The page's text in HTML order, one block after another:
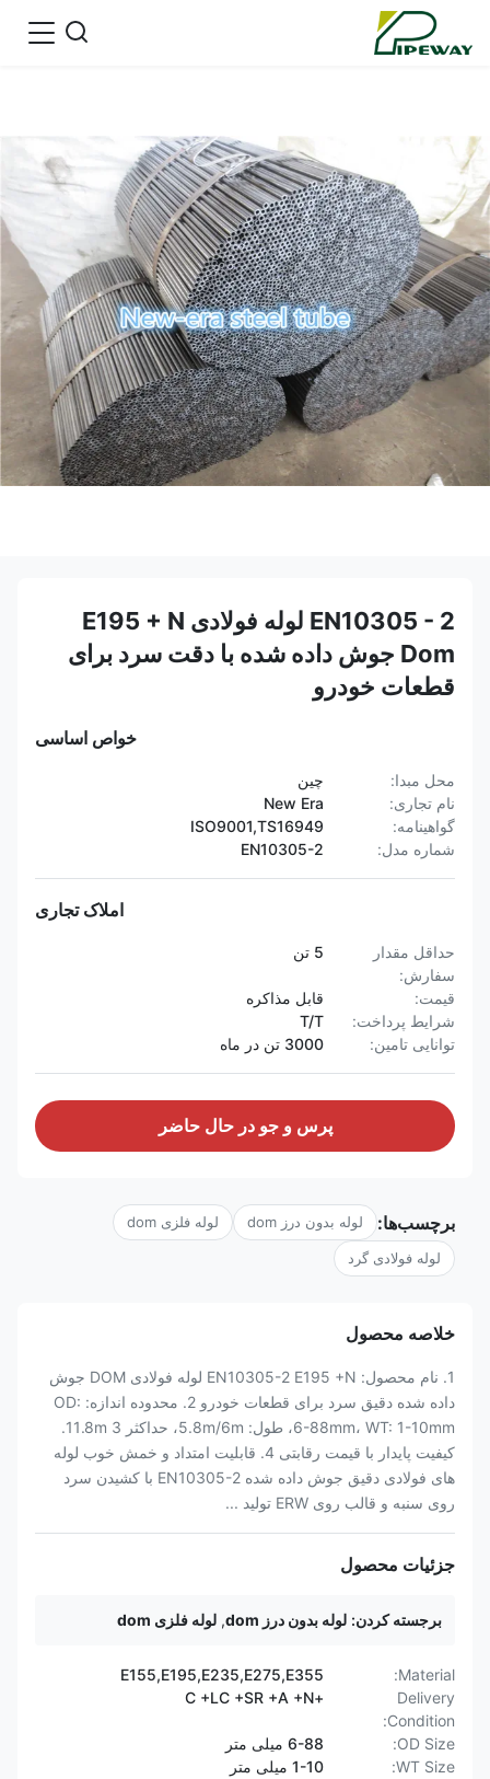
EN10305 - 2 لوله فولادی E195 + N
Dom جوش داده شده با دقت سرد برای
قطعات خودرو
خواص اساسی
محل مبدا:
چین
نام تجاری:
New Era
گواهینامه:
ISO9001,TS16949
شماره مدل:
EN10305-2
املاک تجاری
حداقل مقدار
سفارش:
5 تن
قیمت:
قابل مذاکره
شرایط پرداخت:
T/T
توانایی تامین:
3000 تن در ماه
پرس و جو در حال حاضر
برچسب‌ها: لوله بدون درز dom لوله فلزی dom
لوله فولادی گرد
خلاصه محصول
1. نام محصول: EN10305-2 E195 +N لوله فولادی DOM جوش
داده شده دقیق سرد برای قطعات خودرو 2. محدوده اندازه: OD:
6-88mm، WT: 1-10mm، طول: 5.8m/6m، حداکثر 11.8m 3.
کیفیت پایدار با قیمت رقابتی 4. قابلیت امتداد و خمش خوب لوله
های فولادی دقیق جوش داده شده EN10305-2 با کشیدن سرد
روی سنبه و قالب روی ERW تولید ...
جزئیات محصول
برجسته کردن: لوله بدون درز dom , لوله فلزی dom
Material:
E155,E195,E235,E275,E355
Delivery
Condition:
+C +LC +SR +A +N
OD Size:
6-88 میلی متر
WT Size:
1-10 میلی متر